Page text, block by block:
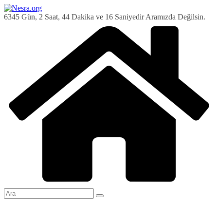
Skip
to
6345 Gün, 2 Saat, 44 Dakika ve 16 Saniyedir Aramızda Değilsin.